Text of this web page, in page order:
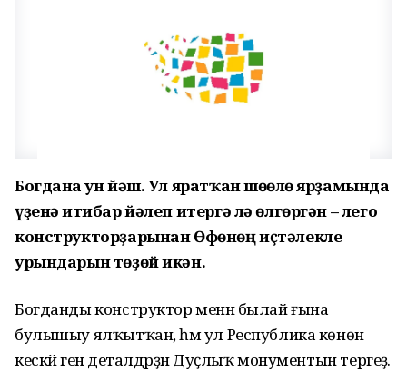
Богданға ун йәш. Ул яратҡан шөғөлө ярҙамында
үҙенә иғтибар йәлеп итергә лә өлгөргән – лего
конструкторҙарынан Өфөнөң иҫтәлекле
урындарын төҙөй икән.
Богданды конструктор менән былай ғына
булышыу ялҡытҡан, һәм ул Республика көнөнә
кескәй генә деталдәрҙән Дуҫлыҡ монументын тергеҙә.